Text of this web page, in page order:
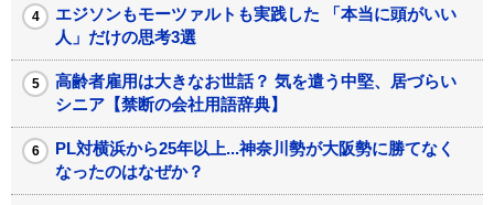
エジソンもモーツァルトも実践した 「本当に頭がいい
人」だけの思考3選
高齢者雇用は大きなお世話？ 気を遣う中堅、居づらい
シニア【禁断の会社用語辞典】
PL対横浜から25年以上...神奈川勢が大阪勢に勝てなく
なったのはなぜか？